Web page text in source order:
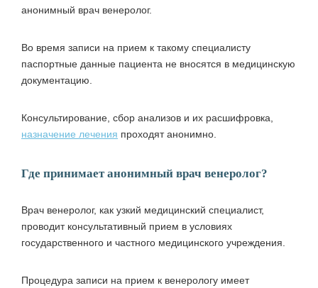
анонимный врач венеролог.
Во время записи на прием к такому специалисту
паспортные данные пациента не вносятся в медицинскую
документацию.
Консультирование, сбор анализов и их расшифровка,
назначение лечения проходят анонимно.
Где принимает анонимный врач венеролог?
Врач венеролог, как узкий медицинский специалист,
проводит консультативный прием в условиях
государственного и частного медицинского учреждения.
Процедура записи на прием к венерологу имеет